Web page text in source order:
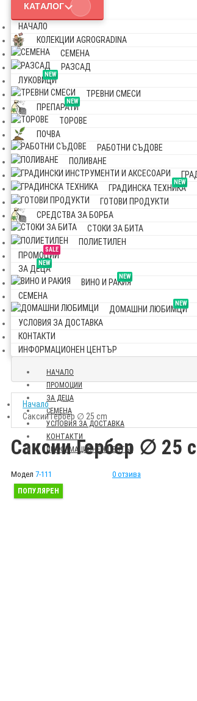
КАТАЛОГ
НАЧАЛО
КОЛЕКЦИИ AGROGRADINA
СЕМЕНА
РАЗСАД
NEW
ЛУКОВИЦИ
ТРЕВНИ СМЕСИ
NEW
ПРЕПАРАТИ
ТОРОВЕ
ПОЧВА
РАБОТНИ СЪДОВЕ
ПОЛИВАНЕ
NEW
ГРАДИНСКА ТЕХНИКА
ГОТОВИ ПРОДУКТИ
СРЕДСТВА ЗА БОРБА
СТОКИ ЗА БИТА
ПОЛИЕТИЛЕН
SALE
ПРОМОЦИИ
NEW
ЗА ДЕЦА
NEW
ВИНО И РАКИЯ
СЕМЕНА
NEW
ДОМАШНИ ЛЮБИМЦИ
УСЛОВИЯ ЗА ДОСТАВКА
КОНТАКТИ
ИНФОРМАЦИОНЕН ЦЕНТЪР
НАЧАЛО
ПРОМОЦИИ
ЗА ДЕЦА
СЕМЕНА
УСЛОВИЯ ЗА ДОСТАВКА
КОНТАКТИ
ИНФОРМАЦИОНЕН ЦЕНТЪР
Начало
Саксии Гербер ∅ 25 cm
Саксии Гербер ∅ 25
Модел 7-111 0 отзива
ПОПУЛЯРЕН